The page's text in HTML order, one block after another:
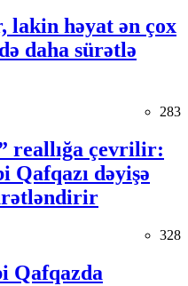
lakin həyat ən çox
daha sürətlə
283
reallığa çevrilir:
Qafqazı dəyişə
328
Qafqazda